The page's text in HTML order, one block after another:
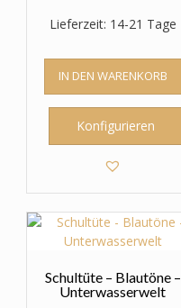
Lieferzeit: 14-21 Tage
IN DEN WARENKORB
Konfigurieren
Schultüte – Blautöne –
Unterwasserwelt